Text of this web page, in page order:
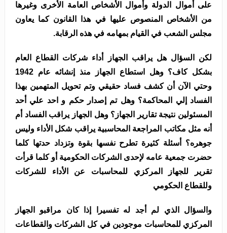
على أموال الدولة وأموال الأشخاص العامة الأخرى وغيرها
من الأشخاص المنصوص عليها في هذا القانون كما يعاون
مجلس الشعب في القيام بمهامه في هذه الرقابة.
لكن السؤال هل يراقب الجهاز أداء شركات القطاع العام
بشكل كاف؟ وهل استطاع الجهاز منذ إنشائه عام 1942
وحتي الآن أن كشف فساد حقيقي وتم تحويل المتهمين بهذا
الفساد إلي المحاكمة؟ وهل تم إصدار حكم و احد علي أحد
المسئولين نتيجة تقارير الجهاز؟ وهل الجهاز يراقب الفساد أم
أنه مثل مكاتب المراجعة المحاسبية يراقب شكل الأداء وليس
جوهره؟ أسئلة كثيرة تطرح نفسها بقوة وتزداد حدتها كلما
حضرت جمعية عامه لإحدى الشركات الحكومية أو كلما قرأت
تقرير للجهاز المركزي للمحاسبات عن الأداء للشركات
وللقطاع الحكومي
والسؤال الذي لم أجد له تفسيرا إذا كان مراقبو الجهاز
المركزي للمحاسبات موجودين في كل الشركات والقطاعات